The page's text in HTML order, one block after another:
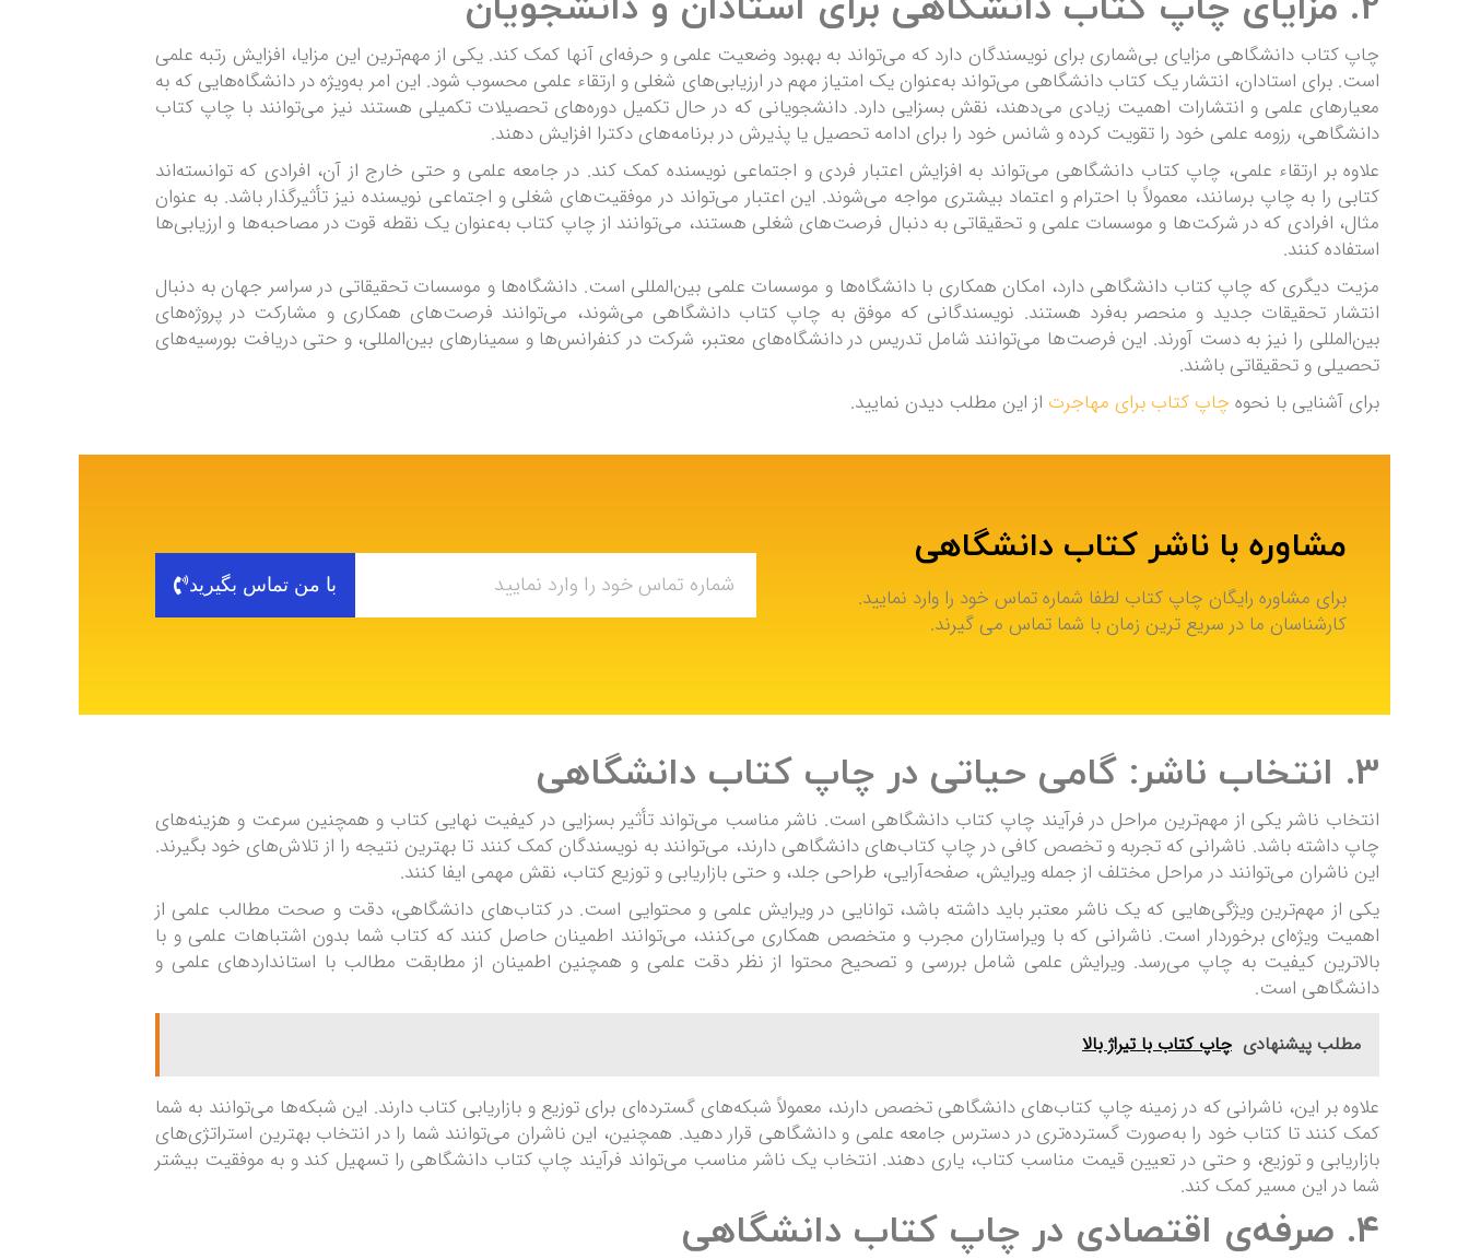
چاپ کتاب دانشگاهی مزایای بی‌شماری برای نویسندگان دارد که می‌تواند به بهبود وضعیت علمی و حرفه‌ای آنها کمک کند. یکی از مهم‌ترین این مزایا، افزایش رتبه علمی
است. برای استادان، انتشار یک کتاب دانشگاهی می‌تواند به‌عنوان یک امتیاز مهم در ارزیابی‌های شغلی و ارتقاء علمی محسوب شود. این امر به‌ویژه در دانشگاه‌هایی که به
معیارهای علمی و انتشارات اهمیت زیادی می‌دهند، نقش بسزایی دارد. دانشجویانی که در حال تکمیل دوره‌های تحصیلات تکمیلی هستند نیز می‌توانند با چاپ کتاب
دانشگاهی، رزومه علمی خود را تقویت کرده و شانس خود را برای ادامه تحصیل یا پذیرش در برنامه‌های دکترا افزایش دهند.
علاوه بر ارتقاء علمی، چاپ کتاب دانشگاهی می‌تواند به افزایش اعتبار فردی و اجتماعی نویسنده کمک کند. در جامعه علمی و حتی خارج از آن، افرادی که توانسته‌اند
کتابی را به چاپ برسانند، معمولاً با احترام و اعتماد بیشتری مواجه می‌شوند. این اعتبار می‌تواند در موفقیت‌های شغلی و اجتماعی نویسنده نیز تأثیرگذار باشد. به عنوان
مثال، افرادی که در شرکت‌ها و موسسات علمی و تحقیقاتی به دنبال فرصت‌های شغلی هستند، می‌توانند از چاپ کتاب به‌عنوان یک نقطه قوت در مصاحبه‌ها و ارزیابی‌ها
استفاده کنند.
مزیت دیگری که چاپ کتاب دانشگاهی دارد، امکان همکاری با دانشگاه‌ها و موسسات علمی بین‌المللی است. دانشگاه‌ها و موسسات تحقیقاتی در سراسر جهان به دنبال
انتشار تحقیقات جدید و منحصر به‌فرد هستند. نویسندگانی که موفق به چاپ کتاب دانشگاهی می‌شوند، می‌توانند فرصت‌های همکاری و مشارکت در پروژه‌های
بین‌المللی را نیز به دست آورند. این فرصت‌ها می‌توانند شامل تدریس در دانشگاه‌های معتبر، شرکت در کنفرانس‌ها و سمینارهای بین‌المللی، و حتی دریافت بورسیه‌های
تحصیلی و تحقیقاتی باشند.
برای آشنایی با نحوه چاپ کتاب برای مهاجرت از این مطلب دیدن نمایید.
مشاوره با ناشر کتاب دانشگاهی
برای مشاوره رایگان چاپ کتاب لطفا شماره تماس خود را وارد نمایید.
کارشناسان ما در سریع ترین زمان با شما تماس می گیرند.
با من تماس بگیرید
3. انتخاب ناشر: گامی حیاتی در چاپ کتاب دانشگاهی
انتخاب ناشر یکی از مهم‌ترین مراحل در فرآیند چاپ کتاب دانشگاهی است. ناشر مناسب می‌تواند تأثیر بسزایی در کیفیت نهایی کتاب و همچنین سرعت و هزینه‌های
چاپ داشته باشد. ناشرانی که تجربه و تخصص کافی در چاپ کتاب‌های دانشگاهی دارند، می‌توانند به نویسندگان کمک کنند تا بهترین نتیجه را از تلاش‌های خود بگیرند.
این ناشران می‌توانند در مراحل مختلف از جمله ویرایش، صفحه‌آرایی، طراحی جلد، و حتی بازاریابی و توزیع کتاب، نقش مهمی ایفا کنند.
یکی از مهم‌ترین ویژگی‌هایی که یک ناشر معتبر باید داشته باشد، توانایی در ویرایش علمی و محتوایی است. در کتاب‌های دانشگاهی، دقت و صحت مطالب علمی از
اهمیت ویژه‌ای برخوردار است. ناشرانی که با ویراستاران مجرب و متخصص همکاری می‌کنند، می‌توانند اطمینان حاصل کنند که کتاب شما بدون اشتباهات علمی و با
بالاترین کیفیت به چاپ می‌رسد. ویرایش علمی شامل بررسی و تصحیح محتوا از نظر دقت علمی و همچنین اطمینان از مطابقت مطالب با استانداردهای علمی و
دانشگاهی است.
مطلب پیشنهادی چاپ کتاب با تیراژ بالا
علاوه بر این، ناشرانی که در زمینه چاپ کتاب‌های دانشگاهی تخصص دارند، معمولاً شبکه‌های گسترده‌ای برای توزیع و بازاریابی کتاب دارند. این شبکه‌ها می‌توانند به شما
کمک کنند تا کتاب خود را به‌صورت گسترده‌تری در دسترس جامعه علمی و دانشگاهی قرار دهید. همچنین، این ناشران می‌توانند شما را در انتخاب بهترین استراتژی‌های
بازاریابی و توزیع، و حتی در تعیین قیمت مناسب کتاب، یاری دهند. انتخاب یک ناشر مناسب می‌تواند فرآیند چاپ کتاب دانشگاهی را تسهیل کند و به موفقیت بیشتر
شما در این مسیر کمک کند.
4. صرفه‌ی اقتصادی در چاپ کتاب دانشگاهی